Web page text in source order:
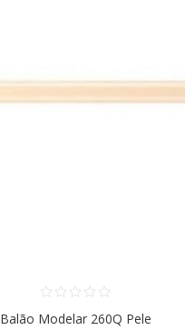
Balão Modelar 260Q Pele